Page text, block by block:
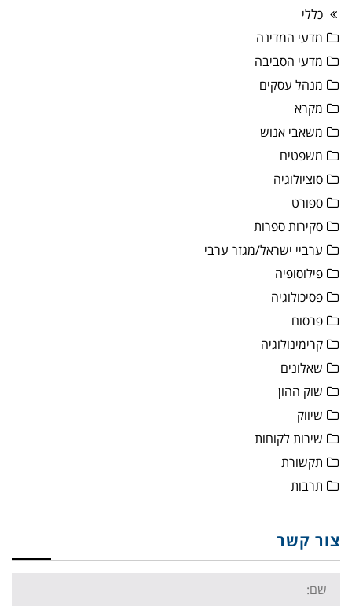
כללי
מדעי המדינה
מדעי הסביבה
מנהל עסקים
מקרא
משאבי אנוש
משפטים
סוציולוגיה
ספורט
סקירות ספרות
ערביי ישראל/מגזר ערבי
פילוסופיה
פסיכולוגיה
פרסום
קרימינולוגיה
שאלונים
שוק ההון
שיווק
שירות לקוחות
תקשורת
תרבות
צור קשר
Name: